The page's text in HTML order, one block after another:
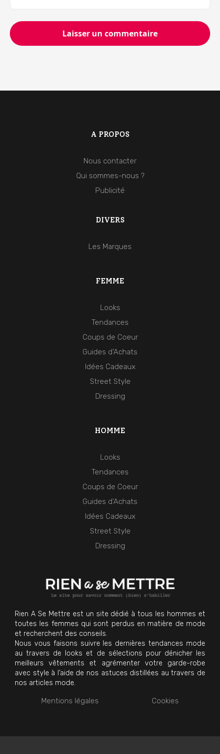
Rien A Se Mettre est un site dédié à tous les hommes et
toutes les femmes qui sont perdus en matière de mode
et recherchent des conseils.
Nous vous faisons suivre les dernières tendances mode
au travers de looks et de sélections pour dénicher les
meilleurs vêtements et agrémenter votre garde-robe
avec style à l’aide de nos astuces distillées au travers de
nos articles mode.
Mentions légales Cookies
HOMME
Looks
Tendances
Coups de Coeur
Guides d'Achats
Idées Cadeaux
Street Style
Dressing
FEMME
Looks
Tendances
Coups de Coeur
Guides d'Achats
Idées Cadeaux
Street Style
Dressing
A PROPOS
Nous contacter
Qui sommes-nous ?
Publicité
DIVERS
Les Marques